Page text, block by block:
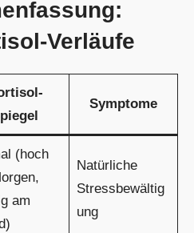
Verläufe
Symptome
(hoch
am
Natürliche
Stressbewältig
ung